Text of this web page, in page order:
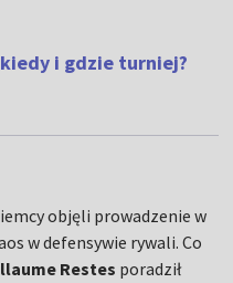
i gdzie turniej?
objęli prowadzenie w
w defensywie rywali. Co
Restes poradził